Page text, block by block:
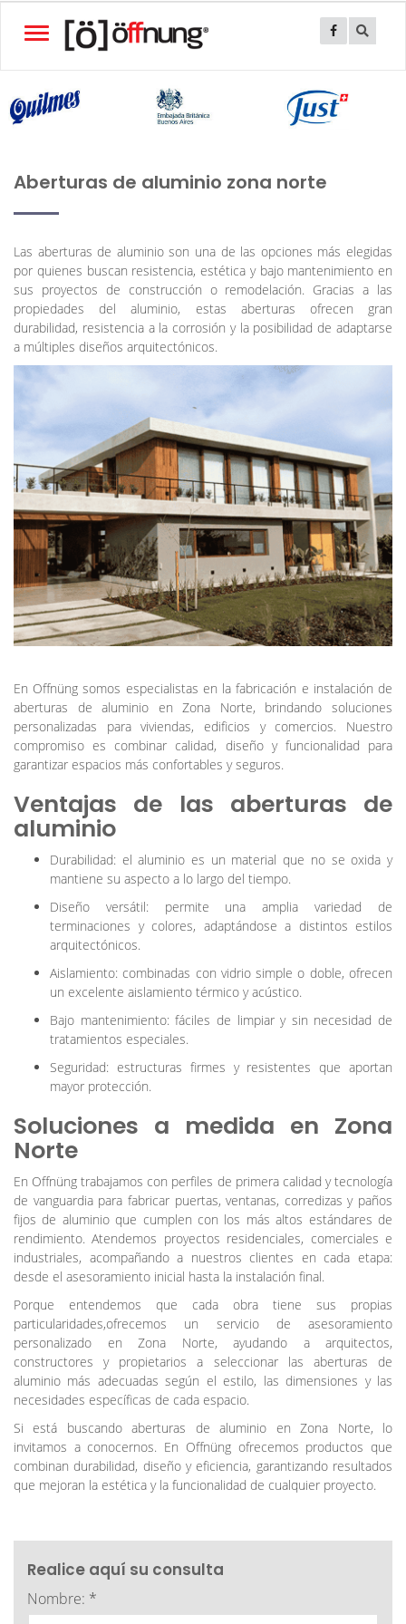
Toggle
navigation
Aberturas de aluminio zona norte
Las aberturas de aluminio son una de las opciones más elegidas
por quienes buscan resistencia, estética y bajo mantenimiento en
sus proyectos de construcción o remodelación. Gracias a las
propiedades del aluminio, estas aberturas ofrecen gran
durabilidad, resistencia a la corrosión y la posibilidad de adaptarse
a múltiples diseños arquitectónicos.
En Offnüng somos especialistas en la fabricación e instalación de
aberturas de aluminio en Zona Norte, brindando soluciones
personalizadas para viviendas, edificios y comercios. Nuestro
compromiso es combinar calidad, diseño y funcionalidad para
garantizar espacios más confortables y seguros.
Ventajas de las aberturas de
aluminio
Durabilidad: el aluminio es un material que no se oxida y
mantiene su aspecto a lo largo del tiempo.
Diseño versátil: permite una amplia variedad de
terminaciones y colores, adaptándose a distintos estilos
arquitectónicos.
Aislamiento: combinadas con vidrio simple o doble, ofrecen
un excelente aislamiento térmico y acústico.
Bajo mantenimiento: fáciles de limpiar y sin necesidad de
tratamientos especiales.
Seguridad: estructuras firmes y resistentes que aportan
mayor protección.
Soluciones a medida en Zona
Norte
En Offnüng trabajamos con perfiles de primera calidad y tecnología
de vanguardia para fabricar puertas, ventanas, corredizas y paños
fijos de aluminio que cumplen con los más altos estándares de
rendimiento. Atendemos proyectos residenciales, comerciales e
industriales, acompañando a nuestros clientes en cada etapa:
desde el asesoramiento inicial hasta la instalación final.
Porque entendemos que cada obra tiene sus propias
particularidades,ofrecemos un servicio de asesoramiento
personalizado en Zona Norte, ayudando a arquitectos,
constructores y propietarios a seleccionar las aberturas de
aluminio más adecuadas según el estilo, las dimensiones y las
necesidades específicas de cada espacio.
Si está buscando aberturas de aluminio en Zona Norte, lo
invitamos a conocernos. En Offnüng ofrecemos productos que
combinan durabilidad, diseño y eficiencia, garantizando resultados
que mejoran la estética y la funcionalidad de cualquier proyecto.
Realice aquí su consulta
Nombre: *